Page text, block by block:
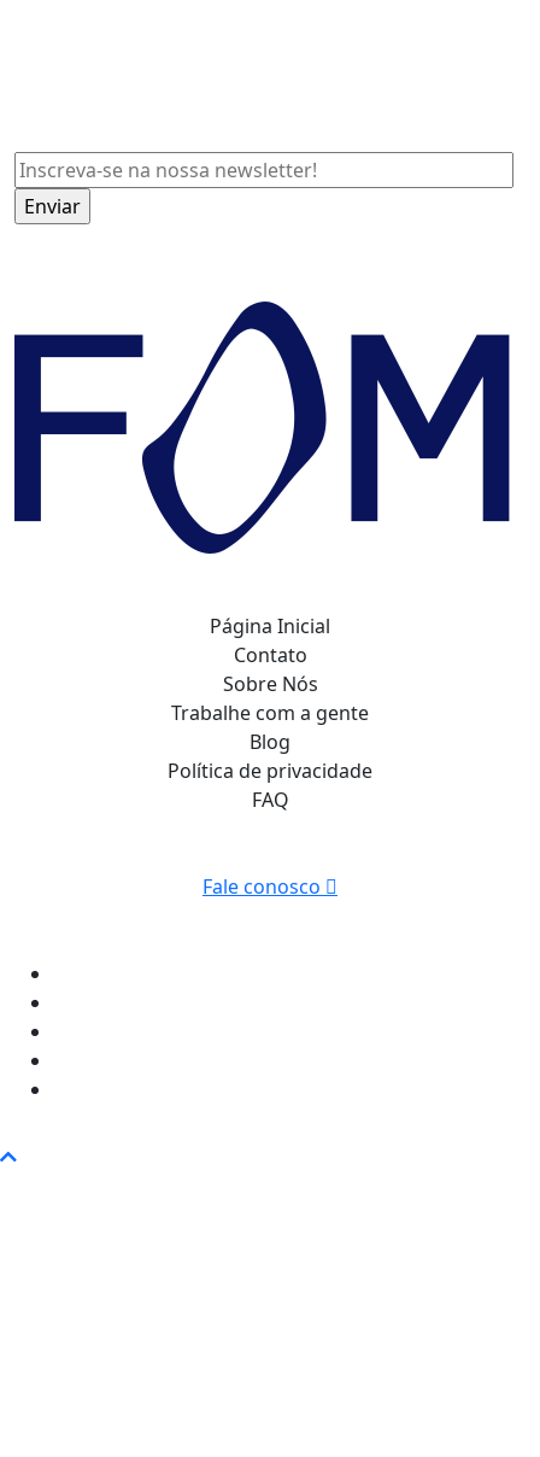
Página Inicial
Contato
Sobre Nós
Trabalhe com a gente
Blog
Política de privacidade
FAQ
Fale conosco